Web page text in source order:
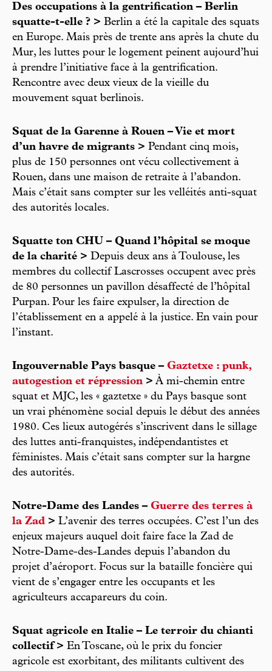
Des occupations à la gentrification – Berlin
squatte-t-elle ? > Berlin a été la capitale des squats
en Europe. Mais près de trente ans après la chute du
Mur, les luttes pour le logement peinent aujourd’hui
à prendre l’initiative face à la gentrification.
Rencontre avec deux vieux de la vieille du
mouvement squat berlinois.
Squat de la Garenne à Rouen – Vie et mort
d’un havre de migrants > Pendant cinq mois,
plus de 150 personnes ont vécu collectivement à
Rouen, dans une maison de retraite à l’abandon.
Mais c’était sans compter sur les velléités anti-squat
des autorités locales.
Squatte ton CHU – Quand l’hôpital se moque
de la charité > Depuis deux ans à Toulouse, les
membres du collectif Lascrosses occupent avec près
de 80 personnes un pavillon désaffecté de l’hôpital
Purpan. Pour les faire expulser, la direction de
l’établissement en a appelé à la justice. En vain pour
l’instant.
Ingouvernable Pays basque – Gaztetxe : punk,
autogestion et répression > À mi-chemin entre
squat et MJC, les « gaztetxe » du Pays basque sont
un vrai phénomène social depuis le début des années
1980. Ces lieux autogérés s’inscrivent dans le sillage
des luttes anti-franquistes, indépendantistes et
féministes. Mais c’était sans compter sur la hargne
des autorités.
Notre-Dame des Landes – Guerre des terres à
la Zad > L’avenir des terres occupées. C’est l’un des
enjeux majeurs auquel doit faire face la Zad de
Notre-Dame-des-Landes depuis l’abandon du
projet d’aéroport. Focus sur la bataille foncière qui
vient de s’engager entre les occupants et les
agriculteurs accapareurs du coin.
Squat agricole en Italie – Le terroir du chianti
collectif > En Toscane, où le prix du foncier
agricole est exorbitant, des militants cultivent des